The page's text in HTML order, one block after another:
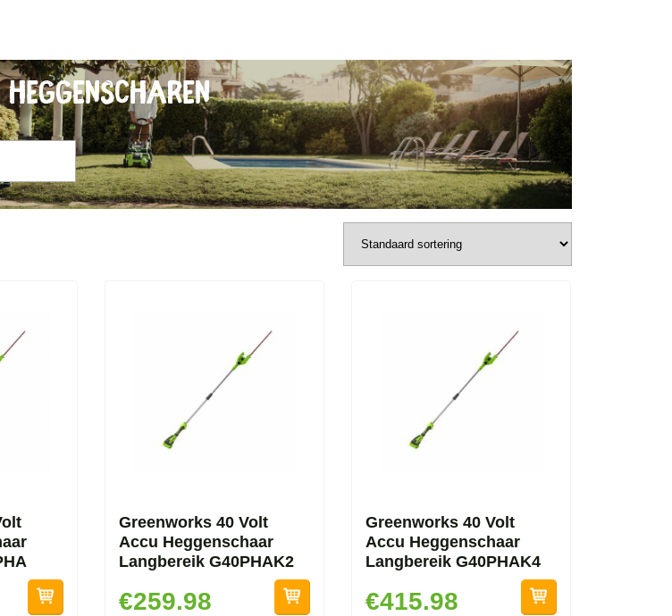
Greenworks 40 Volt
Accu Heggenschaar
Langbereik G40PHAK2
€259.98
Greenworks 40 Volt
Accu Heggenschaar
Langbereik G40PHAK4
€415.98